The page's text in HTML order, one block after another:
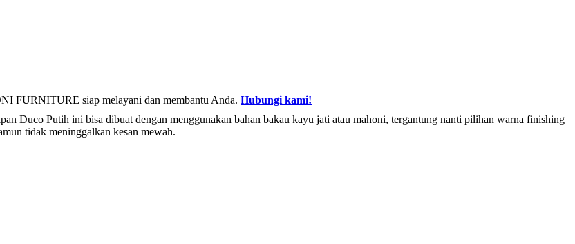
FURNITURE siap melayani dan membantu Anda. Hubungi kami!
Duco Putih ini bisa dibuat dengan menggunakan bahan bakau kayu jati atau mahoni, tergantung nanti pilihan warna finishing
tidak meninggalkan kesan mewah.